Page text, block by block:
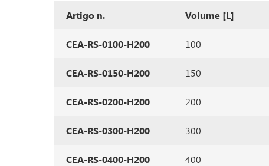
Artigo n. Volume [L]
CEA-RS-0100-H200 100
CEA-RS-0150-H200 150
CEA-RS-0200-H200 200
CEA-RS-0300-H200 300
CEA-RS-0400-H200 400